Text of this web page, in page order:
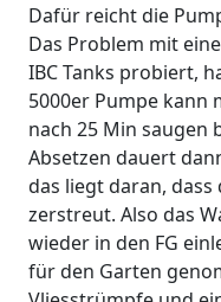
Dafür reicht die
Das Problem mit
IBC Tanks probiert,
5000er Pumpe kann
nach 25 Min saugen
Absetzen dauert
das liegt daran,
zerstreut. Also das
wieder in den FG
für den Garten